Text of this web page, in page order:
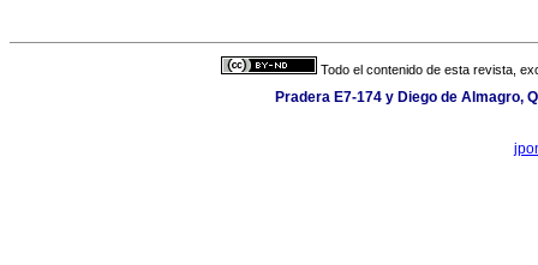
Todo el contenido de esta revista,
Pradera E7-174 y Diego de Almagro,